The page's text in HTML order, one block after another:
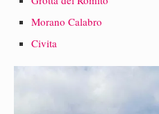
Morano Calabro
Civita